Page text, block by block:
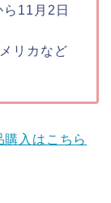
11月2日
リカなど
購入はこちら